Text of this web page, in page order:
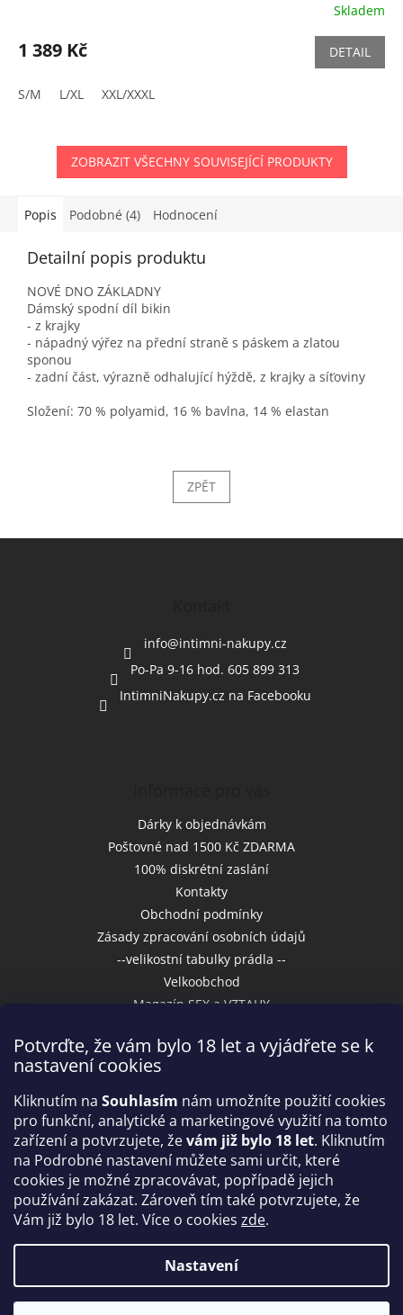
Potvrďte, že vám bylo 18 let a vyjádřete se k
nastavení cookies
Kliknutím na Souhlasím nám umožníte použití cookies
pro funkční, analytické a marketingové využití na tomto
zařízení a potvrzujete, ževám již bylo 18 let. Kliknutím
na Podrobné nastavení můžete sami určit, které
cookies je možné zpracovávat, popřípadě jejich
používání zakázat. Zároveň tím také potvrzujete, že
Vám již bylo 18 let. Více o cookies zde.
Nastavení
Skladem
1 389 Kč DETAIL
S/M L/XL XXL/XXXL
ZOBRAZIT VŠECHNY SOUVISEJÍCÍ PRODUKTY
Popis Podobné (4) Hodnocení
Detailní popis produktu
NOVÉ DNO ZÁKLADNY
Dámský spodní díl bikin
- z krajky
- nápadný výřez na přední straně s páskem a zlatou
sponou
- zadní část, výrazně odhalující hýždě, z krajky a síťoviny
Složení: 70 % polyamid, 16 % bavlna, 14 % elastan
ZPĚT
info@intimni-nakupy.cz
Po-Pa 9-16 hod. 605 899 313
IntimniNakupy.cz na Facebooku
Dárky k objednávkám
Poštovné nad 1500 Kč ZDARMA
100% diskrétní zaslání
Kontakty
Obchodní podmínky
Zásady zpracování osobních údajů
--velikostní tabulky prádla --
Velkoobchod
Magazín SEX a VZTAHY
Přijímáme online platby
Copyright 2026IntimniNakupy.cz. Všechna práva